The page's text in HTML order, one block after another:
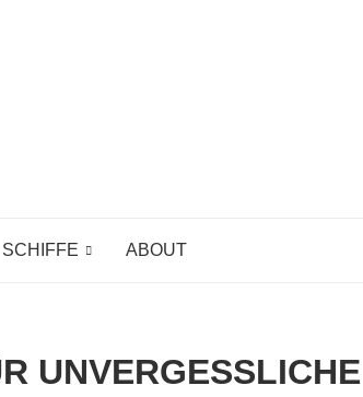
SCHIFFE ABOUT
UNVERGESSLICHE